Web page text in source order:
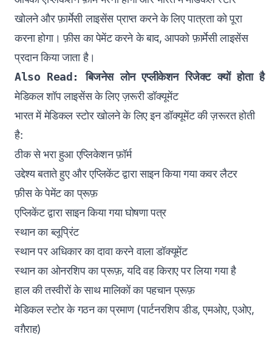
खोलने और फ़ार्मेसी लाइसेंस प्राप्त करने के लिए पात्रता को पूरा
करना होगा। फ़ीस का पेमेंट करने के बाद, आपको फ़ार्मेसी लाइसेंस
प्रदान किया जाता है।
Also Read: बिजनेस लोन एप्लीकेशन रिजेक्ट क्यों होता है
मेडिकल शॉप लाइसेंस के लिए ज़रूरी डॉक्यूमेंट
भारत में मेडिकल स्टोर खोलने के लिए इन डॉक्यूमेंट की ज़रूरत होती
है:
ठीक से भरा हुआ एप्लिकेशन फ़ॉर्म
उद्देश्य बताते हुए और एप्लिकेंट द्वारा साइन किया गया कवर लैटर
फ़ीस के पेमेंट का प्रूफ़
एप्लिकेंट द्वारा साइन किया गया घोषणा पत्र
स्थान का ब्लूप्रिंट
स्थान पर अधिकार का दावा करने वाला डॉक्यूमेंट
स्थान का ओनरशिप का प्रूफ़, यदि वह किराए पर लिया गया है
हाल की तस्वीरों के साथ मालिकों का पहचान प्रूफ़
मेडिकल स्टोर के गठन का प्रमाण (पार्टनरशिप डीड, एमओए, एओए,
वग़ैराह)